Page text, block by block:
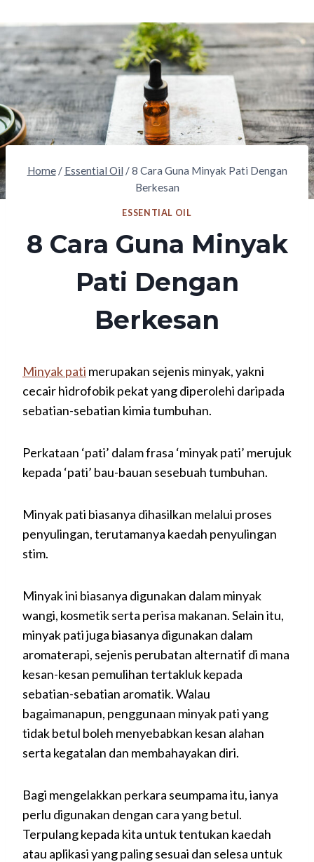
Home / Essential Oil /8 Cara Guna Minyak Pati Dengan
Berkesan
ESSENTIAL OIL
8 Cara Guna Minyak
Pati Dengan
Berkesan
Minyak pati merupakan sejenis minyak, yakni
cecair hidrofobik pekat yang diperolehi daripada
sebatian-sebatian kimia tumbuhan.
Perkataan ‘pati’ dalam frasa ‘minyak pati’ merujuk
kepada ‘pati’ bau-bauan sesebuah tumbuhan.
Minyak pati biasanya dihasilkan melalui proses
penyulingan, terutamanya kaedah penyulingan
stim.
Minyak ini biasanya digunakan dalam minyak
wangi, kosmetik serta perisa makanan. Selain itu,
minyak pati juga biasanya digunakan dalam
aromaterapi, sejenis perubatan alternatif di mana
kesan-kesan pemulihan tertakluk kepada
sebatian-sebatian aromatik. Walau
bagaimanapun, penggunaan minyak pati yang
tidak betul boleh menyebabkan kesan alahan
serta kegatalan dan membahayakan diri.
Bagi mengelakkan perkara seumpama itu, ianya
perlu digunakan dengan cara yang betul.
Terpulang kepada kita untuk tentukan kaedah
atau aplikasi yang paling sesuai dan selesa untuk